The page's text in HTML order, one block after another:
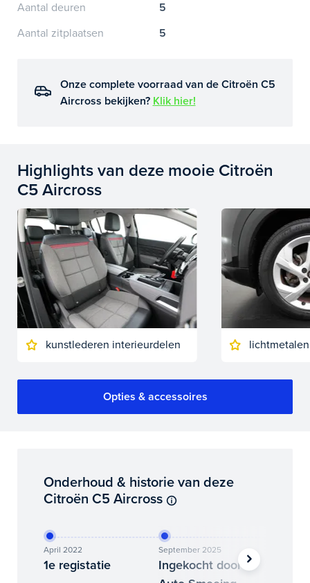
Aantal deuren
5
Aantal zitplaatsen
5
Onze complete voorraad van de Citroën C5
Aircross bekijken? Klik hier!
Highlights van deze mooie Citroën
C5 Aircross
kunstlederen interieurdelen
Opties & accessoires
Onderhoud & historie van deze
Citroën C5 Aircross
April 2022
1e registatie
September 2025
Ingekocht door